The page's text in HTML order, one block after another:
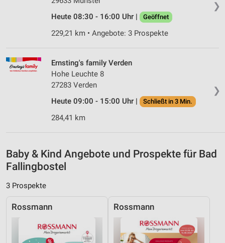
❯
Heute 08:30 - 16:00 Uhr |
Geöffnet
229,21 km • Angebote: 3 Prospekte
❯
Ernsting's family Verden
Hohe Leuchte 8
27283 Verden
Heute 09:00 - 15:00 Uhr |
Schließt in 3 Min.
284,41 km
Baby & Kind Angebote und Prospekte für Bad
Fallingbostel
3 Prospekte
Rossmann Rossmann
Verwendung reduzierter Daten zur Auswahl von
IAB-Besonderheiten:
Geräte anhand von aktiv angeforderten
Informationen identifizieren
Nicht-IAB-Verarbeitungszwecke:
Funktional
Werbung